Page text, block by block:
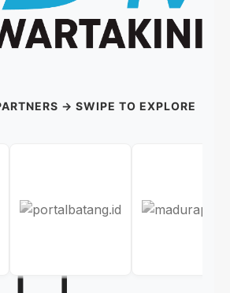
→ SWIPE TO EXPLORE